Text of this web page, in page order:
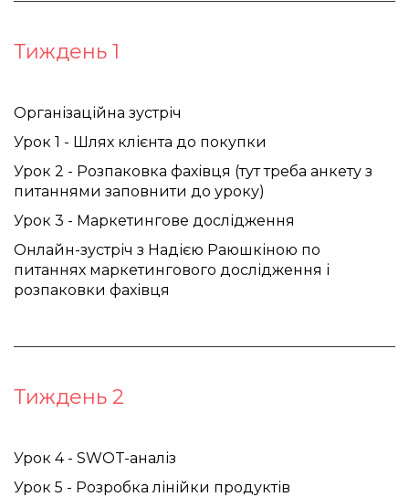
Тиждень 1
Організаційна зустріч
Урок 1 - Шлях клієнта до покупки
Урок 2 - Розпаковка фахівця (тут треба анкету з
питаннями заповнити до уроку)
Урок 3 - Маркетингове дослідження
Онлайн-зустріч з Надією Раюшкіною по
питаннях маркетингового дослідження і
розпаковки фахівця
Тиждень 2
Урок 4 - SWOT-аналіз
Урок 5 - Розробка лінійки продуктів